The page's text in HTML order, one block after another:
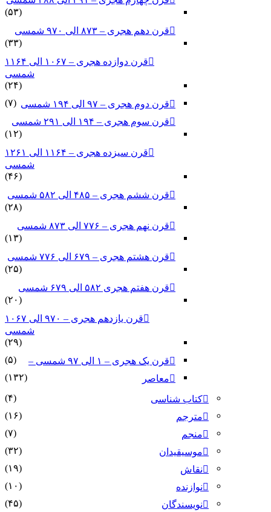
(۵۳)
قرن دهم هجری – ۸۷۳ الی ۹۷۰ شمسی
(۳۳)
قرن دوازده هجری – ۱۰۶۷ الی ۱۱۶۴
شمسی
(۲۴)
قرن دوم هجری – ۹۷ الی ۱۹۴ شمسی
(۷)
قرن سوم هجری – ۱۹۴ الی ۲۹۱ شمسی
(۱۲)
قرن سیزده هجری – ۱۱۶۴ الی ۱۲۶۱
شمسی
(۴۶)
قرن ششم هجری – ۴۸۵ الی ۵۸۲ شمسی
(۲۸)
قرن نهم هجری – ۷۷۶ الی ۸۷۳ شمسی
(۱۳)
قرن هشتم هجری – ۶۷۹ الی ۷۷۶ شمسی
(۲۵)
قرن هفتم هجری ۵۸۲ الی ۶۷۹ شمسی
(۲۰)
قرن یازدهم هجری – ۹۷۰ الی ۱۰۶۷
شمسی
(۲۹)
قرن یک هجری – ۱ الی ۹۷ شمسی –
(۵)
معاصر
(۱۳۲)
کتاب شناسی
(۴)
مترجم
(۱۶)
منجم
(۷)
موسیقیدان
(۳۲)
نقاش
(۱۹)
نوازنده
(۱۰)
نویسندگان
(۴۵)